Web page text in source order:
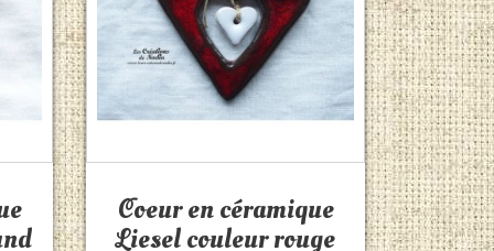
Coeur en céramique
Liesel couleur rouge